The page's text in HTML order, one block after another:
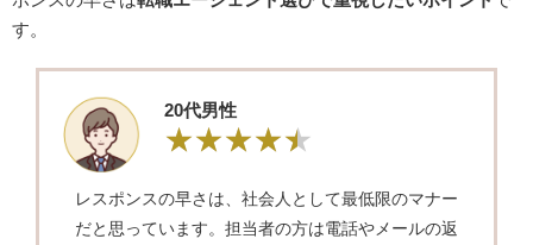
す。
20代男性
レスポンスの早さは、社会人として最低限のマナー
だと思っています。担当者の方は電話やメールの返